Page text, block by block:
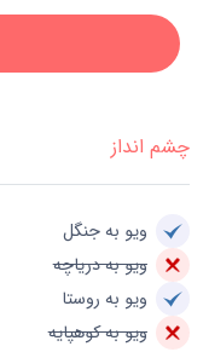
چشم انداز
ویو به جنگل
ویو به دریاچه
ویو به روستا
ویو به کوهپایه